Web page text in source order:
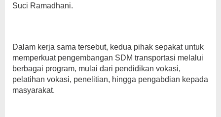
Suci Ramadhani.
Dalam kerja sama tersebut, kedua pihak sepakat untuk
memperkuat pengembangan SDM transportasi melalui
berbagai program, mulai dari pendidikan vokasi,
pelatihan vokasi, penelitian, hingga pengabdian kepada
masyarakat.